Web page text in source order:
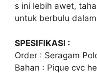
s ini lebih awet,
untuk berbulu
SPESIFIKASI :
Order : Seragam
Bahan : Pique cvc